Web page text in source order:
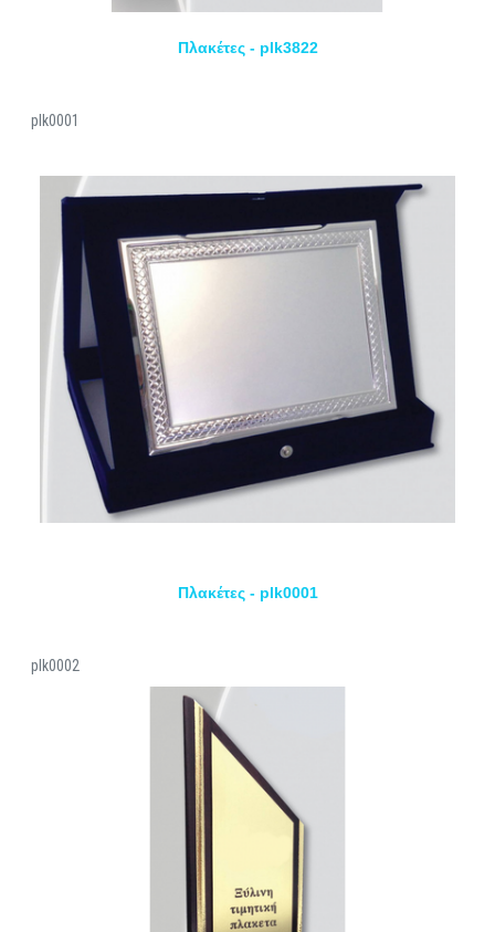
Πλακέτες - plk3822
plk0001
Πλακέτες - plk0001
plk0002